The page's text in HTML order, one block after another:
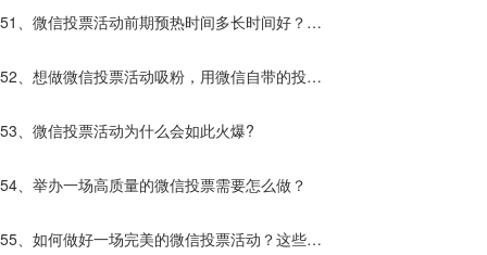
51、微信投票活动前期预热时间多长时间好？预
热还要做什么？
52、想做微信投票活动吸粉，用微信自带的投票
平台好还是第三方的投票平台好？
53、微信投票活动为什么会如此火爆?
54、举办一场高质量的微信投票需要怎么做？
55、如何做好一场完美的微信投票活动？这些你